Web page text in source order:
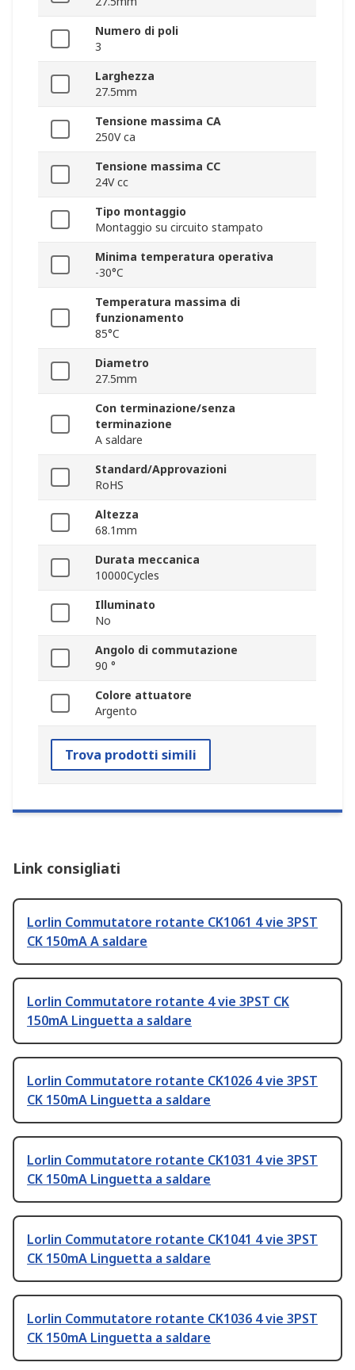
Numero di poli
3
Larghezza
27.5mm
Tensione massima CA
250V ca
Tensione massima CC
24V cc
Tipo montaggio
Montaggio su circuito stampato
Minima temperatura operativa
-30°C
Temperatura massima di
funzionamento
85°C
Diametro
27.5mm
Con terminazione/senza
terminazione
A saldare
Standard/Approvazioni
RoHS
Altezza
68.1mm
Durata meccanica
10000Cycles
Illuminato
No
Angolo di commutazione
90 °
Colore attuatore
Argento
Trova prodotti simili
Link consigliati
Lorlin Commutatore rotante CK1061 4 vie 3PST
CK 150mA A saldare
Lorlin Commutatore rotante 4 vie 3PST CK
150mA Linguetta a saldare
Lorlin Commutatore rotante CK1026 4 vie 3PST
CK 150mA Linguetta a saldare
Lorlin Commutatore rotante CK1031 4 vie 3PST
CK 150mA Linguetta a saldare
Lorlin Commutatore rotante CK1041 4 vie 3PST
CK 150mA Linguetta a saldare
Lorlin Commutatore rotante CK1036 4 vie 3PST
CK 150mA Linguetta a saldare